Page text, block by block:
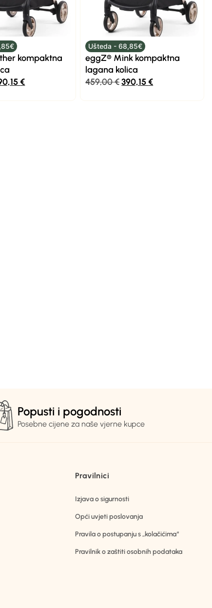
kompaktna
€
Ušteda - 68,85€
eggZ® Mink kompaktna
lagana kolica
459,00€390,15€
Popusti i pogodnosti
Posebne cijene za naše vjerne kupce
Pravilnici
Izjava o sigurnosti
Opći uvjeti poslovanja
Pravila o postupanju s „kolačićima“
Pravilnik o zaštiti osobnih podataka